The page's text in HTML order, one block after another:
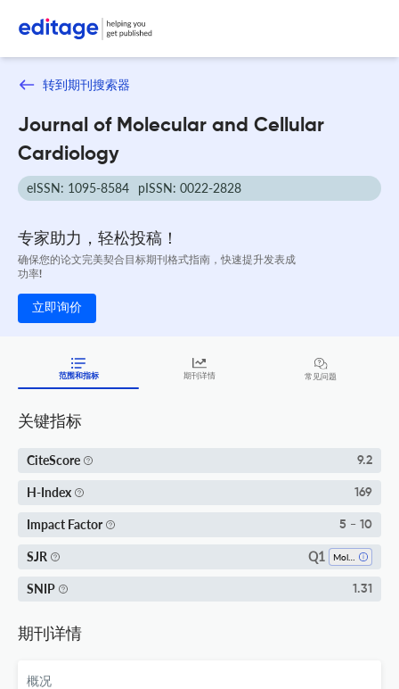
转到期刊搜索器
Journal of Molecular and Cellular
Cardiology
eISSN: 1095-8584 pISSN: 0022-2828
专家助力，轻松投稿！
确保您的论文完美契合目标期刊格式指南，快速提升发表成
功率!
立即询价
范围和指标 期刊详情 常见问题
关键指标
CiteScore 9.2
H-Index 169
Impact Factor 5 - 10
SJR Q1
SNIP 1.31
期刊详情
概况